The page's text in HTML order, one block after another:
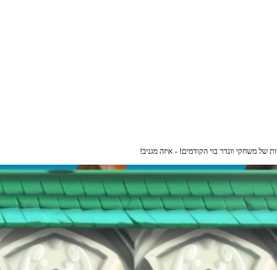
משחקי וונדר בוי הקודמים! - איזה מגניב!